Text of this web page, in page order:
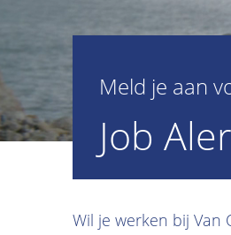
Meld je aan
Job
Wil je werken bij Van